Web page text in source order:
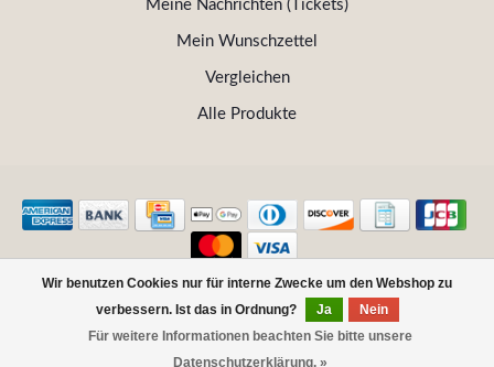
Wir benutzen Cookies nur für interne Zwecke um den Webshop zu
verbessern. Ist das in Ordnung?
Ja
Nein
Für weitere Informationen beachten Sie bitte unsere
Datenschutzerklärung. »
Meine Nachrichten (Tickets)
Mein Wunschzettel
Vergleichen
Alle Produkte
© Copyright 2026 WEINHERZ Kitzbühel - Die VINOTHEK in
FILTER